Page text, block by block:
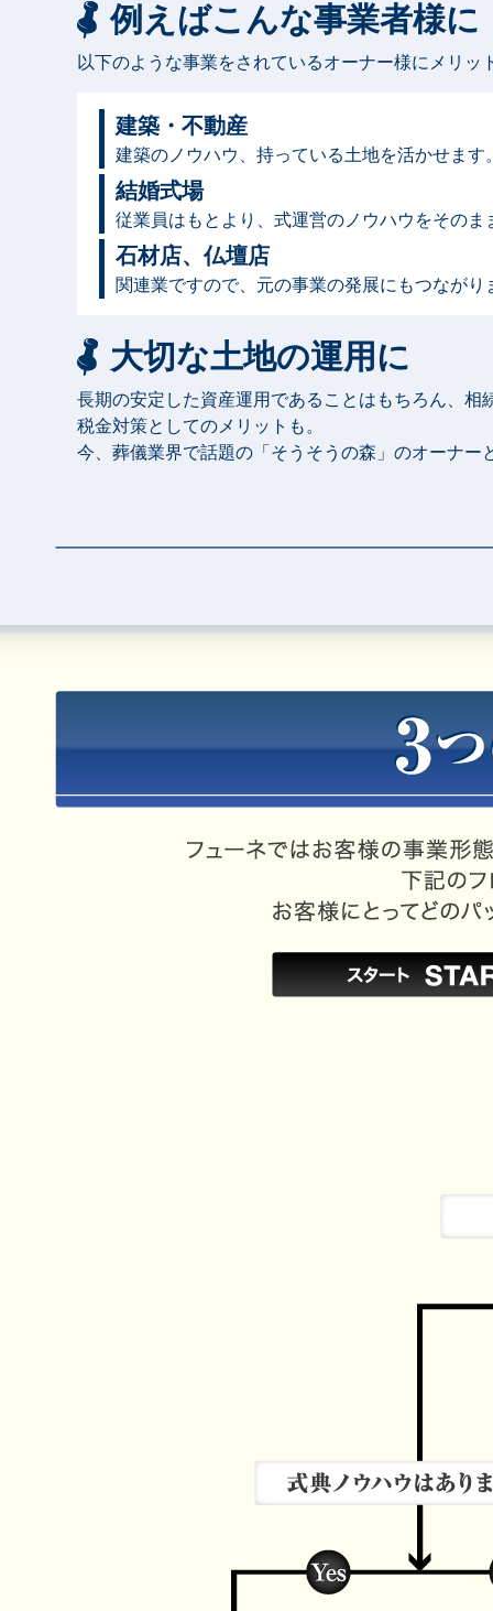
例えばこんな事業者様に
以下のような事業をされているオーナー様にメリッ
建築・不動産
建築のノウハウ、持っている土地を活かせます
結婚式場
従業員はもとより、式運営のノウハウをそのま
石材店、仏壇店
関連業ですので、元の事業の発展にもつながり
大切な土地の運用に
長期の安定した資産運用であることはもちろん、相
税金対策としてのメリットも。
今、葬儀業界で話題の「そうそうの森」のオーナー